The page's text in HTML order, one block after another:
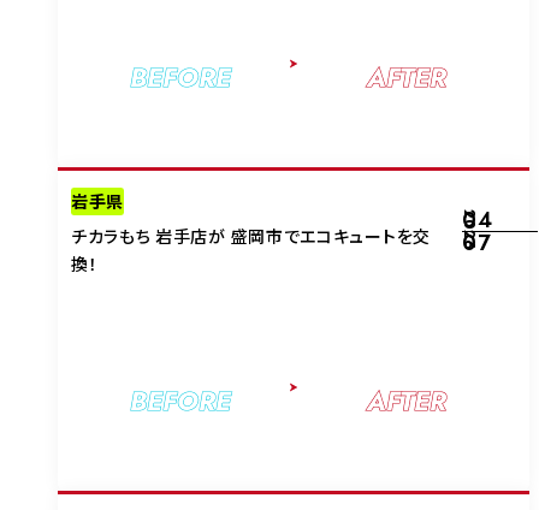
BEFORE AFTER
岩手県
チカラもち 岩手店が 盛岡市でエコキュートを交
換！
2026
04
07
BEFORE AFTER